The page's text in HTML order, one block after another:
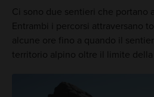
Ci sono due sentieri che portano
Entrambi i percorsi attraversano
alcune ore fino a quando il
territorio alpino oltre il limite della